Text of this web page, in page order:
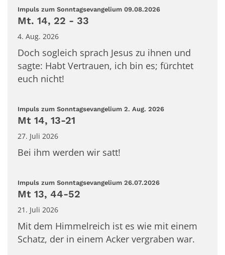
Impuls zum Sonntagsevangelium 09.08.2026:
Mt. 14, 22 - 33
4. Aug. 2026
Doch sogleich sprach Jesus zu ihnen und
sagte: Habt Vertrauen, ich bin es; fürchtet
euch nicht!
Impuls zum Sonntagsevangelium 2. Aug. 2026:
Mt 14, 13-21
27. Juli 2026
Bei ihm werden wir satt!
Impuls zum Sonntagsevangelium 26.07.2026:
Mt 13, 44-52
21. Juli 2026
Mit dem Himmelreich ist es wie mit einem
Schatz, der in einem Acker vergraben war.